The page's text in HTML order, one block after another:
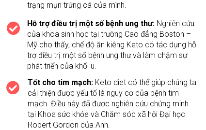
trạng mụn trứng cá của mình.
Hỗ trợ điều trị một số bệnh ung thư: Nghiên cứu
của khoa sinh học tại trường Cao đẳng Boston –
Mỹ cho thấy, chế độ ăn kiêng Keto có tác dụng hỗ
trợ điều trị một số bệnh ung thư và làm chậm sự
phát triển của khối u.
Tốt cho tim mạch: Keto diet có thể giúp chúng ta
cải thiện được yếu tố là nguy cơ của bệnh tim
mạch. Điều này đã được nghiên cứu chứng minh
tại Khoa sức khỏe và Chăm sóc xã hội Đại học
Robert Gordon của Anh.